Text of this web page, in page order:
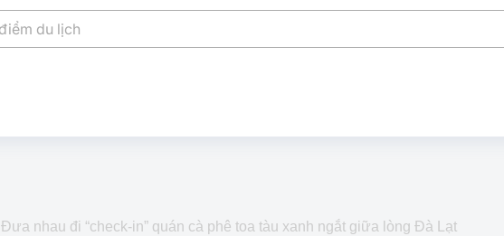
Đưa nhau đi “check-in” quán cà phê toa tàu xanh ngắt giữa lòng Đà Lạt